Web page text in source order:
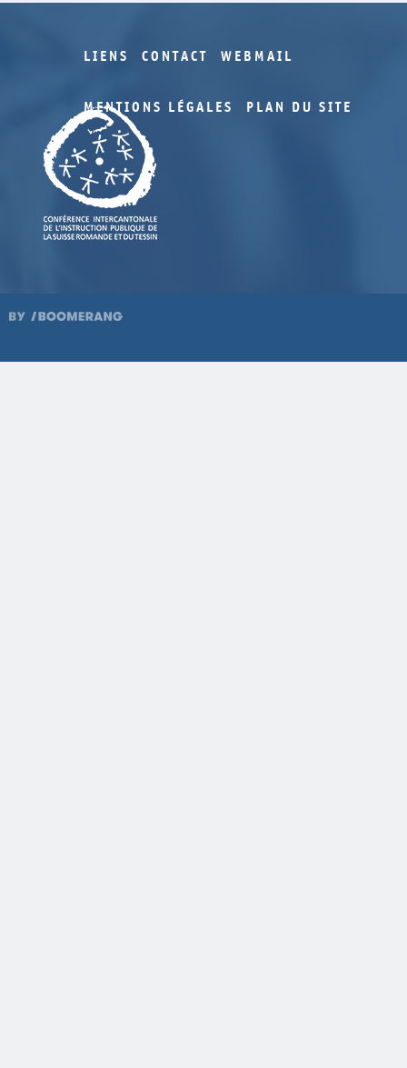
LIENS CONTACT WEBMAIL
MENTIONS LÉGALES PLAN DU SITE